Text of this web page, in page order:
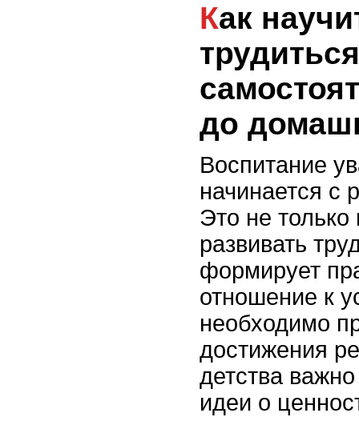
Как научить ребенка
трудиться
до
Воспитание
начинается с
Это не только
развивать
формирует
отношение к
необходимо
достижения
детства
идеи о